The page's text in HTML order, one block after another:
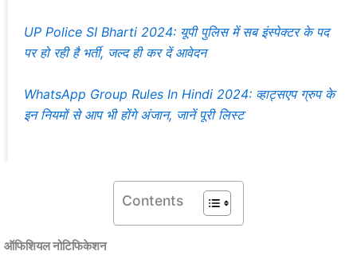
UP Police SI Bharti 2024: यूपी पुलिस में सब इंस्पेक्टर के पद
पर हो रही है भर्ती, जल्द ही कर दें आवेदन
WhatsApp Group Rules In Hindi 2024: व्हाट्सएप ग्रुप के
इन नियमों से आप भी होंगे अंजान, जानें पूरी लिस्ट
Contents
ऑफिशियल नोटिफिकेशन